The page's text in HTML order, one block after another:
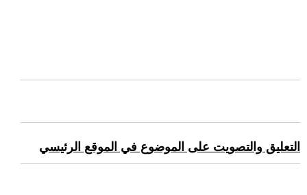
التعليق والتصويت على الموضوع في الموقع الرئيسي